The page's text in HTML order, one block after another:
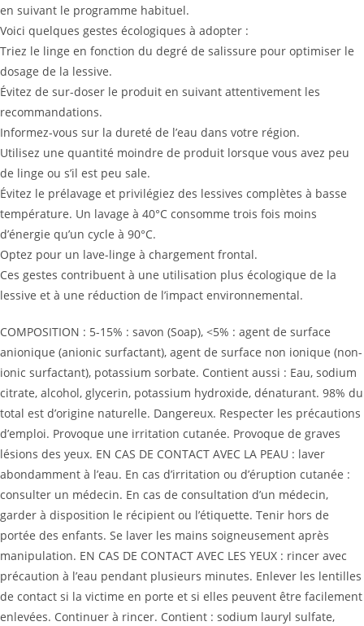
en suivant le programme habituel.
Voici quelques gestes écologiques à adopter :
Triez le linge en fonction du degré de salissure pour optimiser le
dosage de la lessive.
Évitez de sur-doser le produit en suivant attentivement les
recommandations.
Informez-vous sur la dureté de l’eau dans votre région.
Utilisez une quantité moindre de produit lorsque vous avez peu
de linge ou s’il est peu sale.
Évitez le prélavage et privilégiez des lessives complètes à basse
température. Un lavage à 40°C consomme trois fois moins
d’énergie qu’un cycle à 90°C.
Optez pour un lave-linge à chargement frontal.
Ces gestes contribuent à une utilisation plus écologique de la
lessive et à une réduction de l’impact environnemental.
COMPOSITION : 5-15% : savon (Soap), <5% : agent de surface
anionique (anionic surfactant), agent de surface non ionique (non-
ionic surfactant), potassium sorbate. Contient aussi : Eau, sodium
citrate, alcohol, glycerin, potassium hydroxide, dénaturant. 98% du
total est d’origine naturelle. Dangereux. Respecter les précautions
d’emploi. Provoque une irritation cutanée. Provoque de graves
lésions des yeux. EN CAS DE CONTACT AVEC LA PEAU : laver
abondamment à l’eau. En cas d’irritation ou d’éruption cutanée :
consulter un médecin. En cas de consultation d’un médecin,
garder à disposi­tion le récipient ou l’étiquette. Tenir hors de
portée des enfants. Se laver les mains soigneusement après
manipulation. EN CAS DE CONTACT AVEC LES YEUX : rincer avec
précaution à l’eau pendant plusieurs minutes. Enlever les lentilles
de contact si la victime en porte et si elles peuvent être facilement
enlevées. Continuer à rincer. Contient : sodium lauryl sulfate,